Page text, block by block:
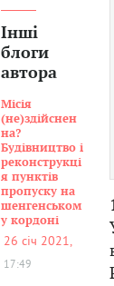
Інші
блоги
автора
Місія
(не)здійснен
на?
Будівництво і
реконструкці
я пунктів
пропуску на
шенгенськом
у кордоні
26 січ 2021,
17:49